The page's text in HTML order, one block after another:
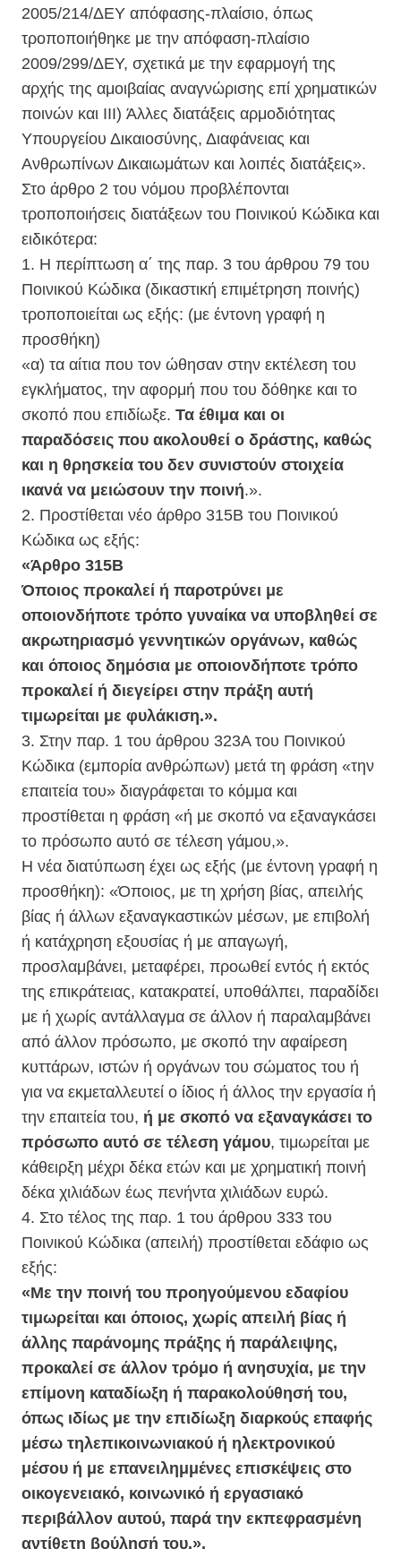
2005/214/ΔΕΥ απόφασης-πλαίσιο, όπως
τροποποιήθηκε με την απόφαση-πλαίσιο
2009/299/ΔΕΥ, σχετικά με την εφαρμογή της
αρχής της αμοιβαίας αναγνώρισης επί χρηματικών
ποινών και ΙΙΙ) Άλλες διατάξεις αρμοδιότητας
Υπουργείου Δικαιοσύνης, Διαφάνειας και
Ανθρωπίνων Δικαιωμάτων και λοιπές διατάξεις».
Στο άρθρο 2 του νόμου προβλέπονται
τροποποιήσεις διατάξεων του Ποινικού Κώδικα και
ειδικότερα:
1. Η περίπτωση α΄ της παρ. 3 του άρθρου 79 του
Ποινικού Κώδικα (δικαστική επιμέτρηση ποινής)
τροποποιείται ως εξής: (με έντονη γραφή η
προσθήκη)
«α) τα αίτια που τον ώθησαν στην εκτέλεση του
εγκλήματος, την αφορμή που του δόθηκε και το
σκοπό που επιδίωξε. Τα έθιμα και οι
παραδόσεις που ακολουθεί ο δράστης, καθώς
και η θρησκεία του δεν συνιστούν στοιχεία
ικανά να μειώσουν την ποινή.».
2. Προστίθεται νέο άρθρο 315Β του Ποινικού
Κώδικα ως εξής:
«Άρθρο 315Β
Όποιος προκαλεί ή παροτρύνει με
οποιονδήποτε τρόπο γυναίκα να υποβληθεί σε
ακρωτηριασμό γεννητικών οργάνων, καθώς
και όποιος δημόσια με οποιονδήποτε τρόπο
προκαλεί ή διεγείρει στην πράξη αυτή
τιμωρείται με φυλάκιση.».
3. Στην παρ. 1 του άρθρου 323Α του Ποινικού
Κώδικα (εμπορία ανθρώπων) μετά τη φράση «την
επαιτεία του» διαγράφεται το κόμμα και
προστίθεται η φράση «ή με σκοπό να εξαναγκάσει
το πρόσωπο αυτό σε τέλεση γάμου,».
Η νέα διατύπωση έχει ως εξής (με έντονη γραφή η
προσθήκη): «Όποιος, με τη χρήση βίας, απειλής
βίας ή άλλων εξαναγκαστικών μέσων, με επιβολή
ή κατάχρηση εξουσίας ή με απαγωγή,
προσλαμβάνει, μεταφέρει, προωθεί εντός ή εκτός
της επικράτειας, κατακρατεί, υποθάλπει, παραδίδει
με ή χωρίς αντάλλαγμα σε άλλον ή παραλαμβάνει
από άλλον πρόσωπο, με σκοπό την αφαίρεση
κυττάρων, ιστών ή οργάνων του σώματος του ή
για να εκμεταλλευτεί ο ίδιος ή άλλος την εργασία ή
την επαιτεία του, ή με σκοπό να εξαναγκάσει το
πρόσωπο αυτό σε τέλεση γάμου, τιμωρείται με
κάθειρξη μέχρι δέκα ετών και με χρηματική ποινή
δέκα χιλιάδων έως πενήντα χιλιάδων ευρώ.
4. Στο τέλος της παρ. 1 του άρθρου 333 του
Ποινικού Κώδικα (απειλή) προστίθεται εδάφιο ως
εξής:
«Με την ποινή του προηγούμενου εδαφίου
τιμωρείται και όποιος, χωρίς απειλή βίας ή
άλλης παράνομης πράξης ή παράλειψης,
προκαλεί σε άλλον τρόμο ή ανησυχία, με την
επίμονη καταδίωξη ή παρακολούθησή του,
όπως ιδίως με την επιδίωξη διαρκούς επαφής
μέσω τηλεπικοινωνιακού ή ηλεκτρονικού
μέσου ή με επανειλημμένες επισκέψεις στο
οικογενειακό, κοινωνικό ή εργασιακό
περιβάλλον αυτού, παρά την εκπεφρασμένη
αντίθετη βούλησή του.».